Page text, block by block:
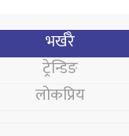
भर्खरै
ट्रेन्डिङ
लोकप्रिय